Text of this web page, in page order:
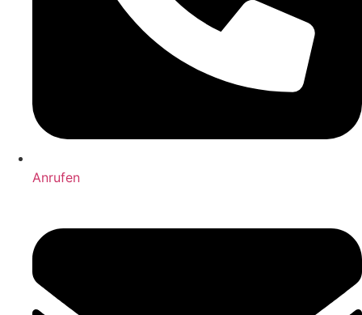
Anrufen